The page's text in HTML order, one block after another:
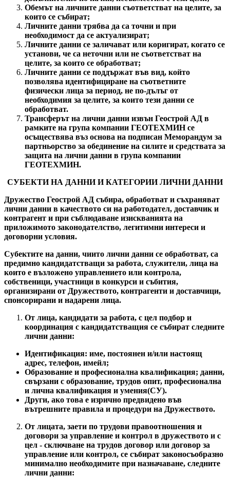
Обемът на личните данни съответстват на целите, за
които се събират;
Личните данни трябва да са точни и при
необходимост да се актуализират;
Личните данни се заличават или коригират, когато се
установи, че са неточни или не съответстват на
целите, за които се обработват;
Личните данни се поддържат във вид, който
позволява идентифициране на съответните
физически лица за период, не по-дълъг от
необходимия за целите, за които тези данни се
обработват.
Трансферът на лични данни извън Геострой АД в
рамките на група компании ГЕОТЕХМИН се
осъществява въз основа на подписан Меморандум за
партньорство за обединение на силите и средствата за
защита на лични данни в група компании
ГЕОТЕХМИН.
СУБЕКТИ НА ДАННИ И КАТЕГОРИИ ЛИЧНИ ДАННИ
Дружество Геострой АД събира, обработват и съхраняват
лични данни в качеството си на работодател, доставчик и
контрагент и при съблюдаване изискванията на
приложимото законодателство, легитимни интереси и
договорни условия.
Субектите на данни, чиито лични данни се обработват, са
предимно кандидатстващи за работа, служители, лица на
които е възложено управлението или контрола,
собственици, участници в конкурси и събития,
организирани от Дружеството, контрагенти и доставчици,
спонсорирани и надарени лица.
От лица, кандидати за работа, с цел подбор и
координация с кандидатстващия се събират следните
лични данни:
Идентификация: име, постоянен и/или настоящ
адрес, телефон, имейл;
Образование и професионална квалификация; данни,
свързани с образование, трудов опит, професионална
и лична квалификация и умения(СУ).
Други, ако това е изрично предвидено във
вътрешните правила и процедури на Дружеството.
От лицата, заети по трудови правоотношения и
договори за управление и контрол в дружеството и с
цел - сключване на трудов договор или договор за
управление или контрол, се събират законосъобразно
минимално необходимите при назначаване, следните
лични данни: